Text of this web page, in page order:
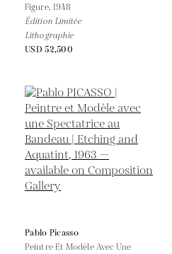
Figure, 1948
Édition Limitée
Lithographie
USD 52,500
Pablo Picasso
Peintre Et Modèle Avec Une